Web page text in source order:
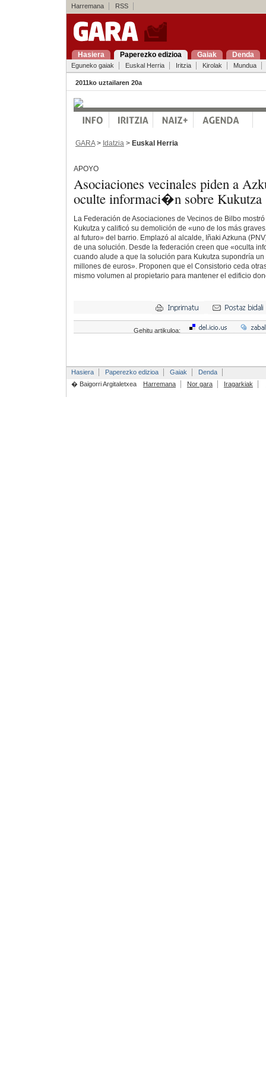
Harremana RSS
Hasiera Paperezko edizioa Gaiak Denda
Eguneko gaiak Euskal Herria Iritzia Kirolak Mundua
2011ko uztailaren 20a
GARA> Idatzia > Euskal Herria
APOYO
Asociaciones vecinales piden a
oculte informaci�n sobre Kukutza
La Federación de Asociaciones de Vecinos de Bilbo
Kukutza y calificó su demolición de «uno de los más
al futuro» del barrio. Emplazó al alcalde, Iñaki Azkuna
de una solución. Desde la federación creen que «oculta
cuando alude a que la solución para Kukutza supondría
millones de euros». Proponen que el Consistorio ceda
mismo volumen al propietario para mantener el edificio
Gehitu artikuloa:
Hasiera Paperezko edizioa Gaiak
Denda
� Baigorri Argitaletxea
Harremana Nor gara Iragarkiak